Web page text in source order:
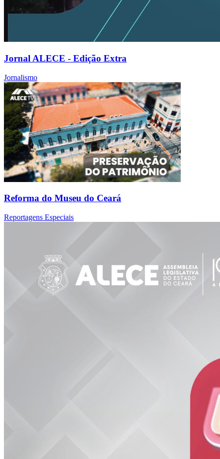
Jornal ALECE - Edição Extra
Jornalismo
Reforma do Museu do Ceará
Reportagens Especiais